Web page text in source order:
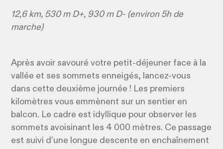
12,6 km, 530 m D+, 930 m D- (environ 5h de
marche)
Après avoir savouré votre petit-déjeuner face à la
vallée et ses sommets enneigés, lancez-vous
dans cette deuxième journée ! Les premiers
kilomètres vous emmènent sur un sentier en
balcon. Le cadre est idyllique pour observer les
sommets avoisinant les 4 000 mètres. Ce passage
est suivi d’une longue descente en enchaînement